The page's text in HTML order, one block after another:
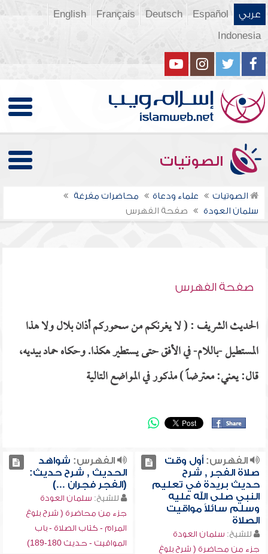
عربي Español
Deutsch
Français
English
Indonesia
الصوتيات
الصوتيات علماء ودعاة
محاضرات مفرغة
سلمان العودة
صفحة الفهرس
صفحة الفهرس
الحديث الشريف : ( لا يغرنكم من سحوركم أذان بلال ولا هذا
المستطيل -باللام- في الأفق حتى يستطير هكذا. وحكاه حماد بيديه،
قال: يعني: معترضاً ) مذكور في المواضع التالية
الفهرس:أول وقت
صلاة الفجر , شرح
حديث بريدة في تعليم
النبي صلى الله عليه
وسلم سائلاً مواقيت
الصلاة
للشيخ: سلمان العودة
جزء من محاضرة ( شرح بلوغ
الفهرس: شواهد
الحديث , شرح حديث:
(الفجر فجران ...)
للشيخ: سلمان العودة
جزء من محاضرة ( شرح بلوغ
المرام - كتاب الصلاة - باب
المواقيت - حديث 180-189)